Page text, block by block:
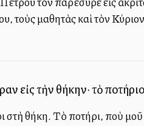
τοὺς μαθητὰς καὶ τὸν
εἰς τὴν θήκην· τὸ
στὴ θήκη. Τὸ ποτήρι, ποὺ